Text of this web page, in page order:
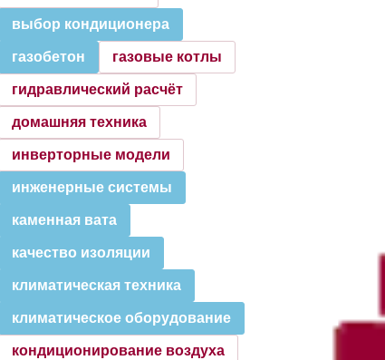
выбор кондиционера
газобетон газовые котлы
гидравлический расчёт
домашняя техника
инверторные модели
инженерные системы
каменная вата
качество изоляции
климатическая техника
климатическое оборудование
кондиционирование воздуха